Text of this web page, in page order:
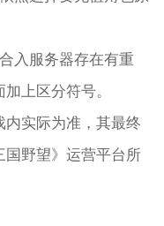
入服务器存在有重
上区分符号。
实际为准，其最终
国野望》运营平台所